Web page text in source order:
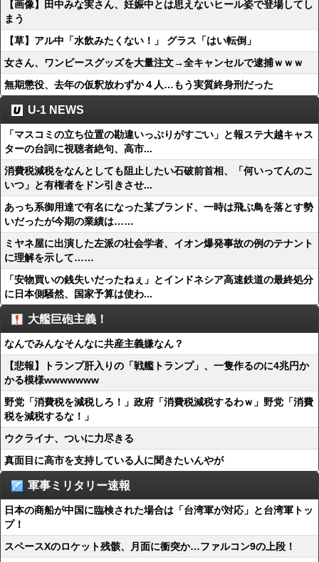
【画像】田中みな実さん、妊娠中とは思えないヒール姿で登場してし
まう
【草】アル中「水飲みたくない！」 グラス「はい転倒」
女さん、ワンピースグッズを大量注文→全キャンセルで逮捕ｗｗｗ
無期懲役、去年の仮釈放わずか４人…もう実質終身刑だった
U-1 NEWS
「マスコミの立ち位置の勘違いっぷりがすごい」と報ステ大越キャス
ターの台詞に視聴者絶句、高市...
消費税減税をなんとしても阻止したい石破前首相、「何いってんのこ
いつ」と有権者をドン引きさせ...
あっち系御用達で有名になった某ブランド、一時は飛ぶ鳥を落とす勢
いだったが今期の業績は……
ミヤネ屋に出演した左派の社会学者、イオン爆発事故の例のテナント
に理解を示して……
「安物買いの銭失いだったねぇ」とインドネシア高速鉄道の最終処分
に日本側騒然、国家予算は使わ...
大艦巨砲主義！
なんでみんなそんなに共産主義嫌なん？
【悲報】トランプ肝入りの「戦艦トランプ」、一隻作るのに4兆円か
かる模様wwwwwww
野党「消費税を減税しろ！」政府「消費税減税するわｗ」野党「消費
税を減税するな！」
ウクライナ、ついに力尽きる
真面目に高市を支持している人に聞きたいんやが
軍事ミリタリー速報
日本の商船が中国に臨検された場合は「台湾軍が対応」と台湾軍トッ
プ！
スペースXのロケット残骸、月面に衝突か…ファルコン9の上段！